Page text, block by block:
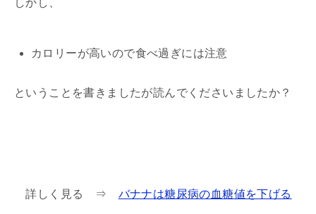
しかし、
カロリーが高いので食べ過ぎには注意
ということを書きましたが読んでくださいましたか？
詳しく見る ⇒ バナナは糖尿病の血糖値を下げる